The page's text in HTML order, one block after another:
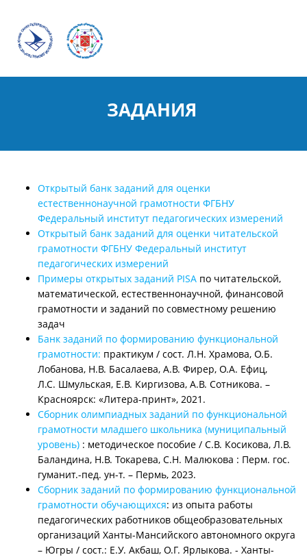
ЗАДАНИЯ
Открытый банк заданий для оценки
естественнонаучной грамотности ФГБНУ
Федеральный институт педагогических измерений
Открытый банк заданий для оценки читательской
грамотности ФГБНУ Федеральный институт
педагогических измерений
Примеры открытых заданий PISA по читательской,
математической, естественнонаучной, финансовой
грамотности и заданий по совместному решению
задач
Банк заданий по формированию функциональной
грамотности: практикум / сост. Л.Н. Храмова, О.Б.
Лобанова, Н.В. Басалаева, А.В. Фирер, О.А. Ефиц,
Л.С. Шмульская, Е.В. Киргизова, А.В. Сотникова. –
Красноярск: «Литера-принт», 2021.
Сборник олимпиадных заданий по функциональной
грамотности младшего школьника (муниципальный
уровень) : методическое пособие / С.В. Косикова, Л.В.
Баландина, Н.В. Токарева, С.Н. Малюкова : Перм. гос.
гуманит.-пед. ун-т. – Пермь, 2023.
Сборник заданий по формированию функциональной
грамотности обучающихся: из опыта работы
педагогических работников общеобразовательных
организаций Ханты-Мансийского автономного округа
– Югры / сост.: Е.У. Акбаш, О.Г. Ярлыкова. - Ханты-